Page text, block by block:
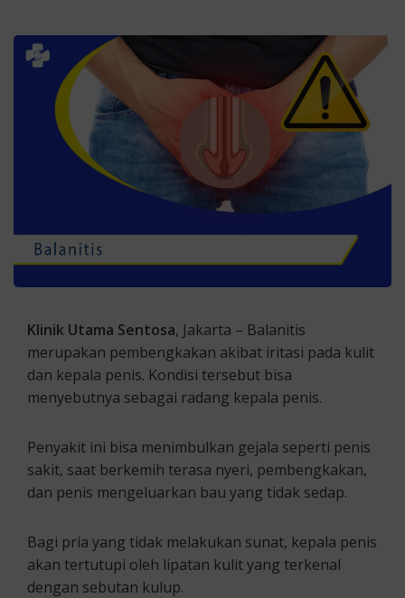
Klinik Utama Sentosa, Jakarta – Balanitis
merupakan pembengkakan akibat iritasi pada kulit
dan kepala penis. Kondisi tersebut bisa
menyebutnya sebagai radang kepala penis.
Penyakit ini bisa menimbulkan gejala seperti penis
sakit, saat berkemih terasa nyeri, pembengkakan,
dan penis mengeluarkan bau yang tidak sedap.
Bagi pria yang tidak melakukan sunat, kepala penis
akan tertutupi oleh lipatan kulit yang terkenal
dengan sebutan kulup.